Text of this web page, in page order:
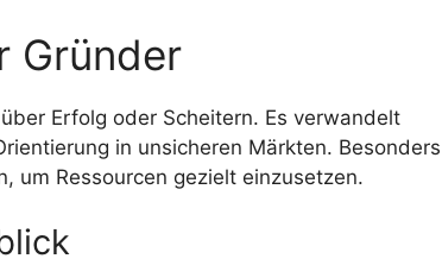
Gründer
über Erfolg oder Scheitern. Es verwandelt
in unsicheren Märkten. Besonders
um Ressourcen gezielt einzusetzen.